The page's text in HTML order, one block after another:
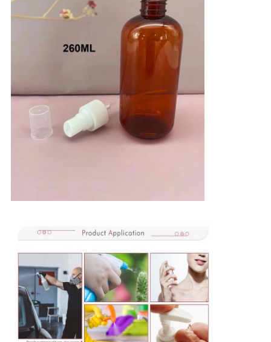
Lasciate un messaggio
Ti richiameremo presto!
Invia